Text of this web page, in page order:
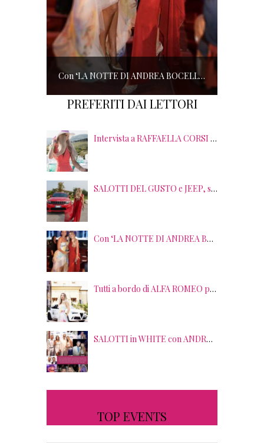
Con ‘LA NOTTE DI ANDREA BOCELLI’ l’ARENA si accende di musica e solidarietà! I SALOTTI DEL GUSTO conquistano tutti; tra gli ospiti, RICHARD GERE
PREFERITI DAI LETTORI
Intervista a RAFFAELLA CORSI tra EVENTI, PSICOLOGIA ed EMOZIONI
SALOTTI DEL GUSTO e JEEP, sei anni di SUCCESSI tra splendide LOCATION, TERRITORI e GUSTO
Con ‘LA NOTTE DI ANDREA BOCELLI’ l’ARENA si accende di musica e solidarietà! I SALOTTI DEL GUSTO conquistano tutti; tra gli ospiti, RICHARD GERE
Tutti a bordo di ALFA ROMEO per la seconda edizione di STRADE STELLATE con le gourmet experience SALOTTI DEL GUSTO
SALOTTI in WHITE con ANDREA BOCELLI! Tra gli ospiti NICOLAS CAGE, RAOUL BOVA, SHARON STONE e RANJA DI GIORDANIA
TOP EVENTS